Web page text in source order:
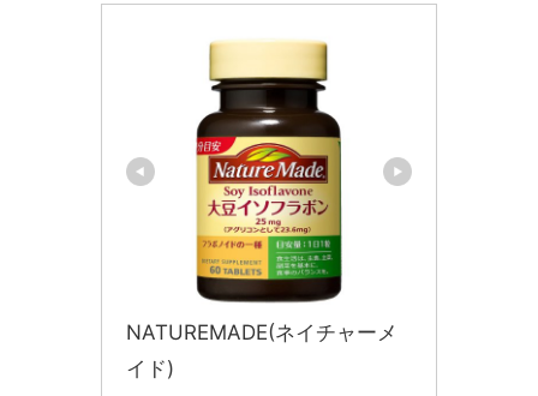
NATUREMADE(ネイチャーメ
イド)